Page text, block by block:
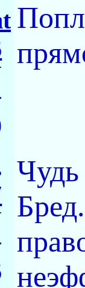
Чудь